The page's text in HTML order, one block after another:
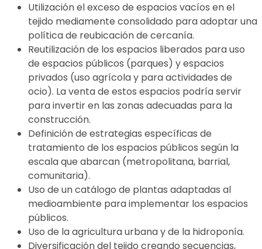
Utilización el exceso de espacios vacíos en el
tejido mediamente consolidado para adoptar una
política de reubicación de cercanía.
Reutilización de los espacios liberados para uso
de espacios públicos (parques) y espacios
privados (uso agrícola y para actividades de
ocio). La venta de estos espacios podría servir
para invertir en las zonas adecuadas para la
construcción.
Definición de estrategias específicas de
tratamiento de los espacios públicos según la
escala que abarcan (metropolitana, barrial,
comunitaria).
Uso de un catálogo de plantas adaptadas al
medioambiente para implementar los espacios
públicos.
Uso de la agricultura urbana y de la hidroponía.
Diversificación del tejido creando secuencias,